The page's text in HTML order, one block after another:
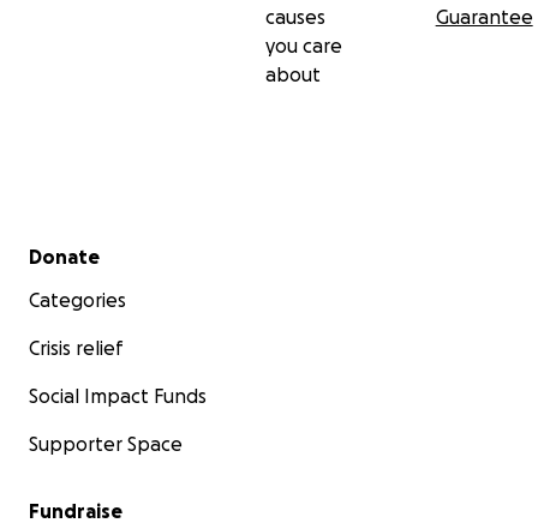
causes
you care
about
Guarantee
Secondary menu
Donate
Categories
Crisis relief
Social Impact Funds
Supporter Space
Fundraise